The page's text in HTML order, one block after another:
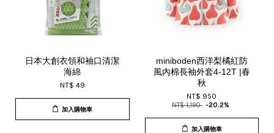
日本大創衣領和袖口清潔
海綿
NT$ 49
加入購物車
miniboden西洋梨橘紅防
風內棉長袖外套4-12T |春
秋
NT$ 950
NT$ 1,190 -20.2%
加入購物車